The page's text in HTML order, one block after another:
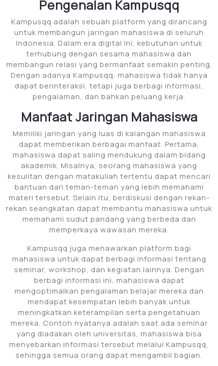
Pengenalan Kampusqq
Kampusqq adalah sebuah platform yang dirancang
untuk membangun jaringan mahasiswa di seluruh
Indonesia. Dalam era digital ini, kebutuhan untuk
terhubung dengan sesama mahasiswa dan
membangun relasi yang bermanfaat semakin penting.
Dengan adanya Kampusqq, mahasiswa tidak hanya
dapat berinteraksi, tetapi juga berbagi informasi,
pengalaman, dan bahkan peluang kerja.
Manfaat Jaringan Mahasiswa
Memiliki jaringan yang luas di kalangan mahasiswa
dapat memberikan berbagai manfaat. Pertama,
mahasiswa dapat saling mendukung dalam bidang
akademik. Misalnya, seorang mahasiswa yang
kesulitan dengan matakuliah tertentu dapat mencari
bantuan dari teman-teman yang lebih memahami
materi tersebut. Selain itu, berdiskusi dengan rekan-
rekan seangkatan dapat membantu mahasiswa untuk
memahami sudut pandang yang berbeda dan
memperkaya wawasan mereka.
Kampusqq juga menawarkan platform bagi
mahasiswa untuk dapat berbagi informasi tentang
seminar, workshop, dan kegiatan lainnya. Dengan
berbagi informasi ini, mahasiswa dapat
mengoptimalkan pengalaman belajar mereka dan
mendapat kesempatan lebih banyak untuk
meningkatkan keterampilan serta pengetahuan
mereka. Contoh nyatanya adalah saat ada seminar
yang diadakan oleh universitas, mahasiswa bisa
menyebarkan informasi tersebut melalui Kampusqq,
sehingga semua orang dapat mengambil bagian.